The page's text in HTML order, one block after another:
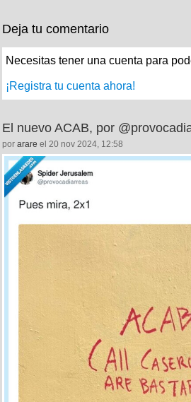
Deja tu comentario
Necesitas tener una cuenta para
¡Registra tu cuenta ahora!
El nuevo ACAB, por
por arare el 20 nov 2024, 12:58